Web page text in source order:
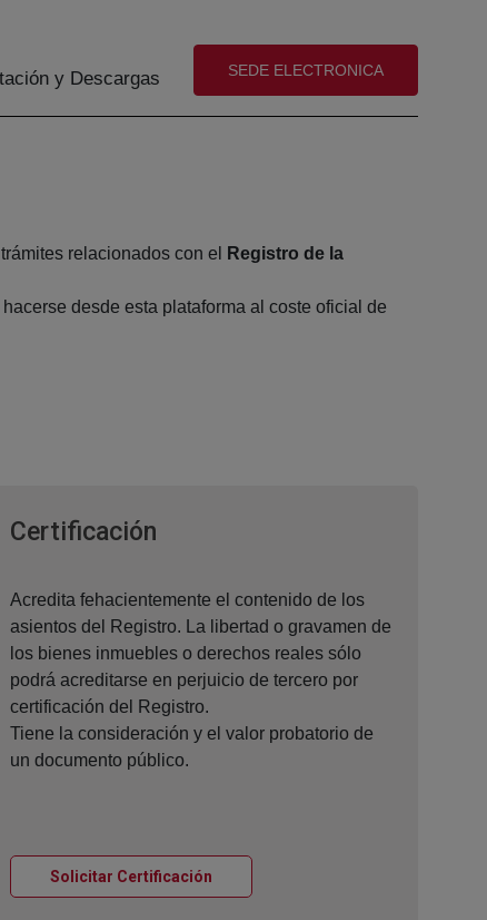
y Descargas (abre en nueva ventana)
SEDE ELECTRONICA
relacionados con el
Registro de la
desde esta plataforma al coste oficial de
Certificación
Acredita fehacientemente el contenido de los
asientos del Registro. La libertad o gravamen de
los bienes inmuebles o derechos reales sólo
podrá acreditarse en perjuicio de tercero por
certificación del Registro.
Tiene la consideración y el valor probatorio de
un documento público.
Solicitar Certificación